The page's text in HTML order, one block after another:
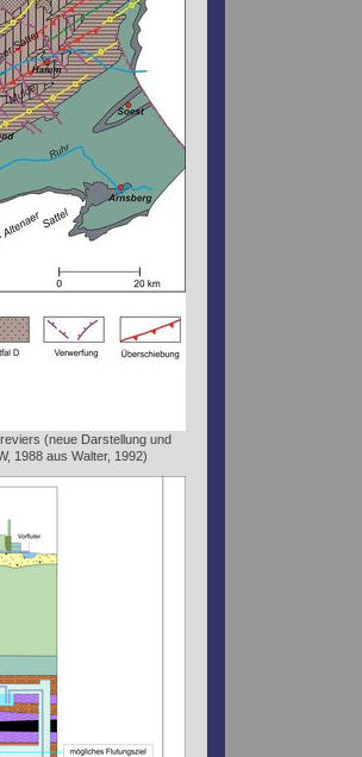
(neue Darstellung und
1988 aus Walter, 1992)